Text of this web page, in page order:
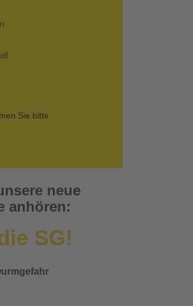
Sie bitte
neue
anhören:
SG!